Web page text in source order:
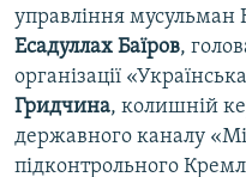
управління мусульман
Есадуллах Баїров,
організації
Гридчина, колишній
державного каналу
підконтрольного